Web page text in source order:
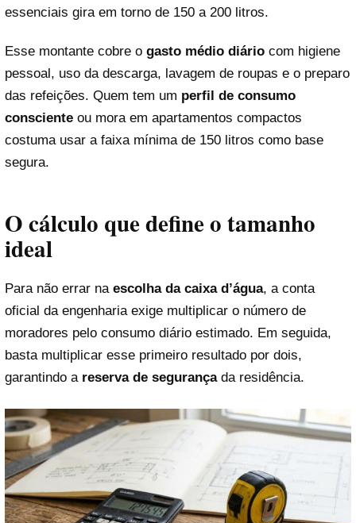
essenciais gira em torno de 150 a 200 litros.
Esse montante cobre o gasto médio diário com higiene
pessoal, uso da descarga, lavagem de roupas e o preparo
das refeições. Quem tem um perfil de consumo
consciente ou mora em apartamentos compactos
costuma usar a faixa mínima de 150 litros como base
segura.
O cálculo que define o tamanho
ideal
Para não errar na escolha da caixa d’água, a conta
oficial da engenharia exige multiplicar o número de
moradores pelo consumo diário estimado. Em seguida,
basta multiplicar esse primeiro resultado por dois,
garantindo a reserva de segurançada residência.